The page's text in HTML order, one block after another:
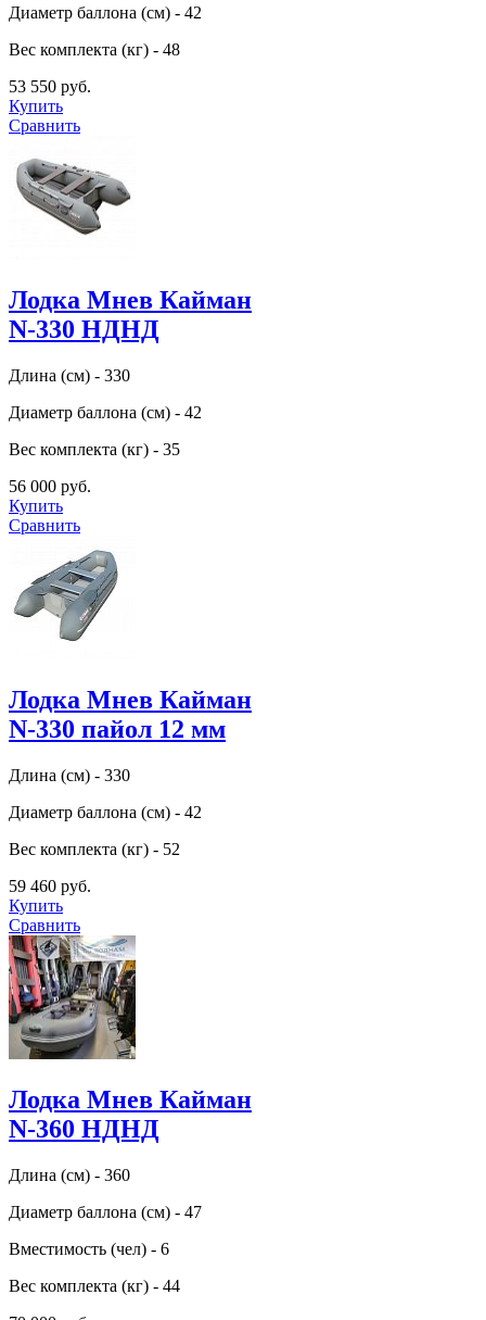
Диаметр баллона (см) - 42
Вес комплекта (кг) - 48
53 550 руб.
Купить
Сравнить
Лодка Мнев Кайман
N-330 НДНД
Длина (см) - 330
Диаметр баллона (см) - 42
Вес комплекта (кг) - 35
56 000 руб.
Купить
Сравнить
Лодка Мнев Кайман
N-330 пайол 12 мм
Длина (см) - 330
Диаметр баллона (см) - 42
Вес комплекта (кг) - 52
59 460 руб.
Купить
Сравнить
Лодка Мнев Кайман
N-360 НДНД
Длина (см) - 360
Диаметр баллона (см) - 47
Вместимость (чел) - 6
Вес комплекта (кг) - 44